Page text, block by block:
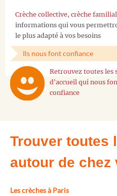
Crèche collective, crèche
informations qui vous
le plus adapté à vos besoins
Ils nous font confiance
Retrouvez toutes les
d'accueil qui nous
confiance
Trouver toutes
autour de chez
Les crèches à Paris